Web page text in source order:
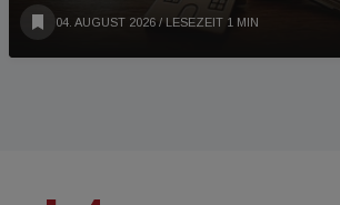
04. AUGUST 2026 / LESEZEIT 1 MIN